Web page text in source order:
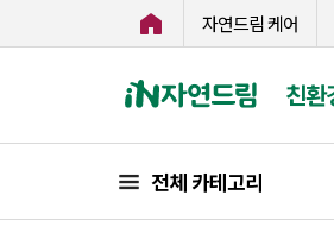
자연드림 케어
친환
전체 카테고리